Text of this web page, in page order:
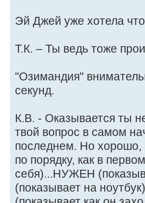
Эй Джей уже хотела
Т.К. – Ты ведь тоже
"Озимандия"
секунд.
К.В. - Оказывается ты
твой вопрос в самом
последнем. Но хорошо,
по порядку, как в
себя)...НУЖЕН
(показывает на